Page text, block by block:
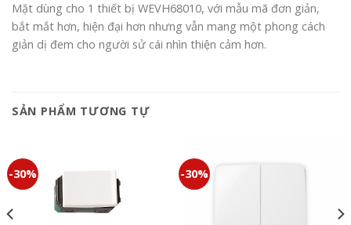
Mặt dùng cho 1 thiết bị WEVH68010, với mẫu mã đơn giản,
bắt mắt hơn, hiện đại hơn nhưng vẫn mang một phong cách
giản dị đem cho người sử cái nhìn thiện cảm hơn.
SẢN PHẨM TƯƠNG TỰ
-30% -30%